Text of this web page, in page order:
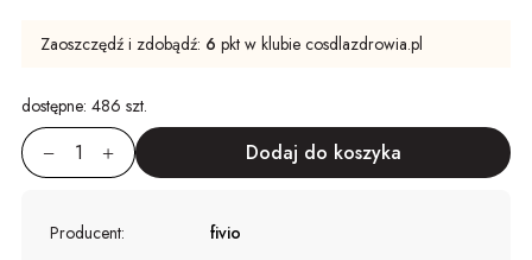
Zaoszczędź i zdobądź: 6 pkt w klubie cosdlazdrowia.pl
dostępne: 486 szt.
Producent:
fivio